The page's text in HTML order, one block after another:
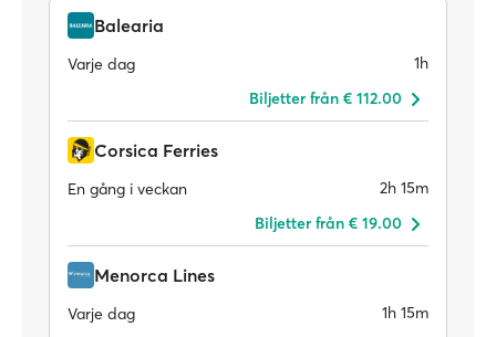
Balearia
Varje dag
1h
Biljetter från € 112.00
Corsica Ferries
En gång i veckan
2h 15m
Biljetter från € 19.00
Menorca Lines
Varje dag
1h 15m